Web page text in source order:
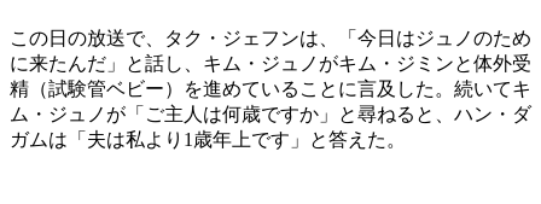
この日の放送で、タク・ジェフンは、「今日はジュノのため
に来たんだ」と話し、キム・ジュノがキム・ジミンと体外受
精（試験管ベビー）を進めていることに言及した。続いてキ
ム・ジュノが「ご主人は何歳ですか」と尋ねると、ハン・ダ
ガムは「夫は私より1歳年上です」と答えた。